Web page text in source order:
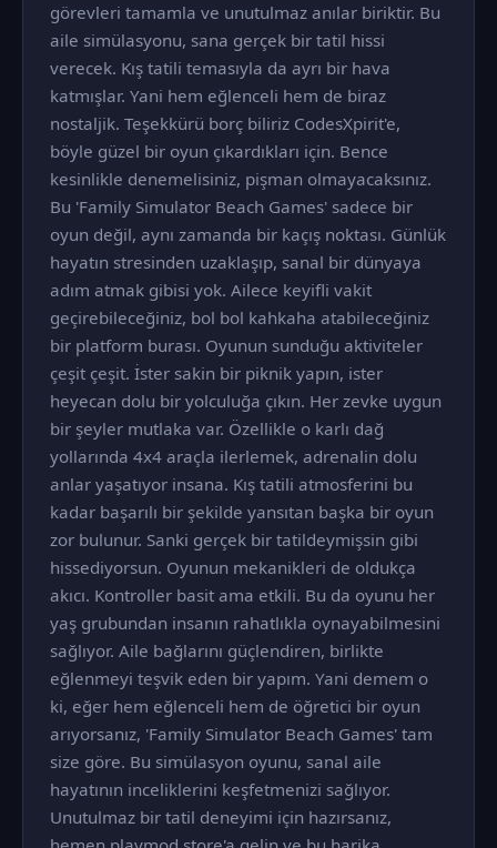
görevleri tamamla ve unutulmaz anılar biriktir. Bu
aile simülasyonu, sana gerçek bir tatil hissi
verecek. Kış tatili temasıyla da ayrı bir hava
katmışlar. Yani hem eğlenceli hem de biraz
nostaljik. Teşekkürü borç biliriz CodesXpirit'e,
böyle güzel bir oyun çıkardıkları için. Bence
kesinlikle denemelisiniz, pişman olmayacaksınız.
Bu 'Family Simulator Beach Games' sadece bir
oyun değil, aynı zamanda bir kaçış noktası. Günlük
hayatın stresinden uzaklaşıp, sanal bir dünyaya
adım atmak gibisi yok. Ailece keyifli vakit
geçirebileceğiniz, bol bol kahkaha atabileceğiniz
bir platform burası. Oyunun sunduğu aktiviteler
çeşit çeşit. İster sakin bir piknik yapın, ister
heyecan dolu bir yolculuğa çıkın. Her zevke uygun
bir şeyler mutlaka var. Özellikle o karlı dağ
yollarında 4x4 araçla ilerlemek, adrenalin dolu
anlar yaşatıyor insana. Kış tatili atmosferini bu
kadar başarılı bir şekilde yansıtan başka bir oyun
zor bulunur. Sanki gerçek bir tatildeymişsin gibi
hissediyorsun. Oyunun mekanikleri de oldukça
akıcı. Kontroller basit ama etkili. Bu da oyunu her
yaş grubundan insanın rahatlıkla oynayabilmesini
sağlıyor. Aile bağlarını güçlendiren, birlikte
eğlenmeyi teşvik eden bir yapım. Yani demem o
ki, eğer hem eğlenceli hem de öğretici bir oyun
arıyorsanız, 'Family Simulator Beach Games' tam
size göre. Bu simülasyon oyunu, sanal aile
hayatının inceliklerini keşfetmenizi sağlıyor.
Unutulmaz bir tatil deneyimi için hazırsanız,